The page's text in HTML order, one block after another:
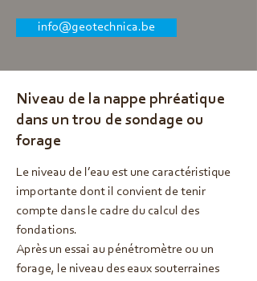
info@geotechnica.be
Niveau de la nappe phréatique
dans un trou de sondage ou
forage
Le niveau de l’eau est une caractéristique
importante dont il convient de tenir
compte dans le cadre du calcul des
fondations.
Après un essai au pénétromètre ou un
forage, le niveau des eaux souterraines